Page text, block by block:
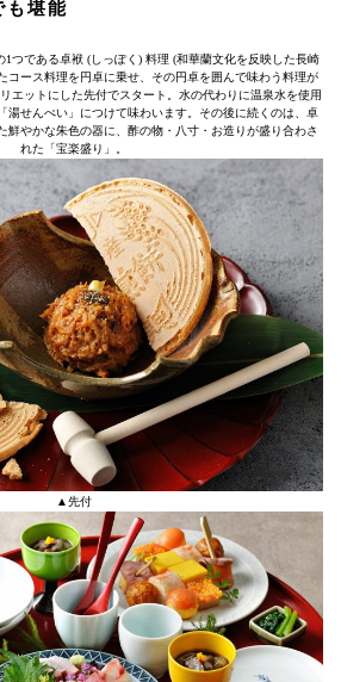
も堪能
1つである卓袱 (しっぽく) 料理 (和華蘭文化を反映した長崎
コース料理を円卓に乗せ、その円卓を囲んで味わう料理が
エットにした先付でスタート。水の代わりに温泉水を使用
湯せんぺい」につけて味わいます。その後に続くのは、卓
鮮やかな朱色の器に、酢の物・八寸・お造りが盛り合わさ
れた「宝楽盛り」。
▲先付